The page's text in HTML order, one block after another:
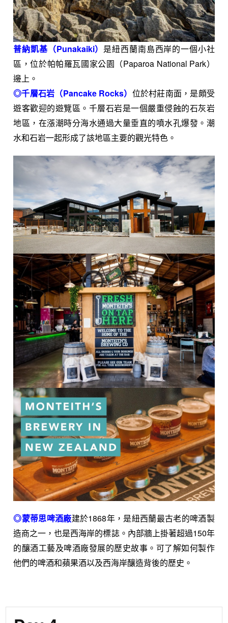
普納凱基（Punakaiki） 是紐西蘭南島西岸的一個小社
區，位於帕帕羅瓦國家公園 （Paparoa National Park）
邊上。
◎千層石岩（Pancake Rocks） 位於村莊南面，是頗受
遊客歡迎的遊覽區。千層石岩是一個嚴重侵蝕的石灰岩
地區，在漲潮時分海水通過大量垂直的噴水孔爆發。潮
水和石岩一起形成了該地區主要的觀光特色。
◎蒙蒂思啤酒廠建於1868年，是紐西蘭最古老的啤酒製
造商之一，也是西海岸的標誌。內部牆上掛著超過150年
的釀酒工藝及啤酒廠發展的歷史故事。可了解如何製作
他們的啤酒和蘋果酒以及西海岸釀造背後的歷史。